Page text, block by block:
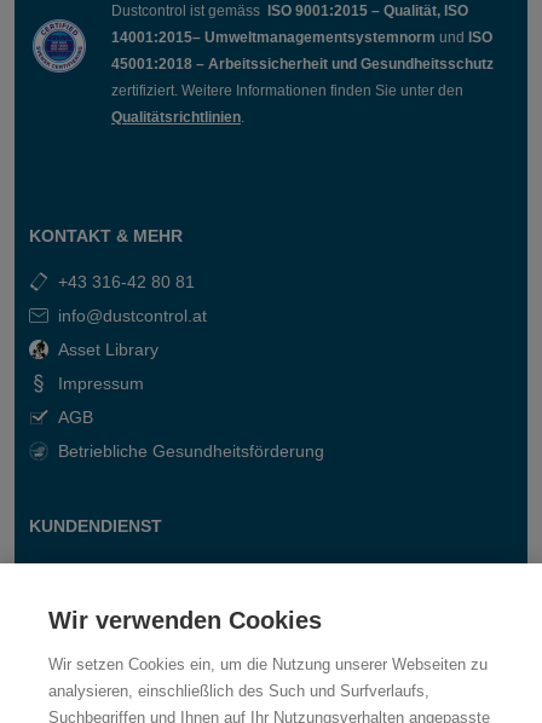
Dustcontrol ist gemäss ISO 9001:2015 – Qualität, ISO
14001:2015– Umweltmanagementsystemnorm und ISO
45001:2018 – Arbeitssicherheit und Gesundheitsschutz
zertifiziert. Weitere Informationen finden Sie unter den
Qualitätsrichtlinien
KONTAKT & MEHR
+43 316-42 80 81
info@dustcontrol.at
Asset Library
Impressum
AGB
Betriebliche Gesundheitsförderung
KUNDENDIENST
Wir verwenden Cookies
Wir setzen Cookies ein, um die Nutzung unserer Webseiten zu
analysieren, einschließlich des Such und Surfverlaufs,
Suchbegriffen und Ihnen auf Ihr Nutzungsverhalten angepasste